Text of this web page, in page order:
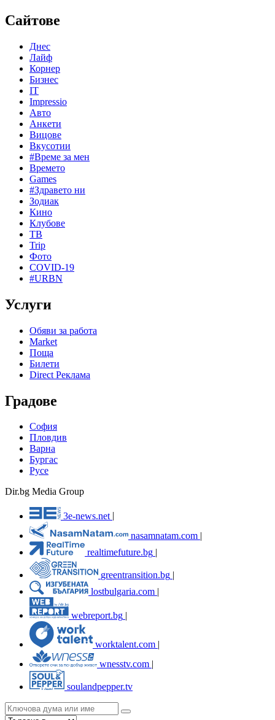
Сайтове
Днес
Лайф
Корнер
Бизнес
IT
Impressio
Авто
Анкети
Вицове
Вкусотии
#Време за мен
Времето
Games
#Здравето ни
Зодиак
Кино
Клубове
ТВ
Trip
Фото
COVID-19
#URBN
Услуги
Обяви за работа
Market
Поща
Билети
Direct Реклама
Градове
София
Пловдив
Варна
Бургас
Русе
Dir.bg Media Group
3e-news.net
nasamnatam.com |
realtimefuture.bg |
greentransition.bg |
lostbulgaria.com |
webreport.bg
worktalent.com |
wnesstv.com |
soulandpepper.tv